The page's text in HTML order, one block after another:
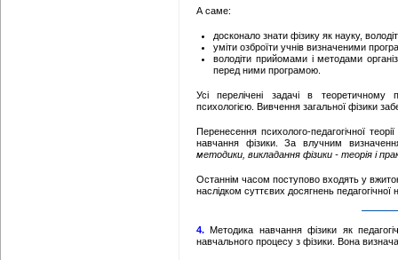
А саме:
досконало знати фізику як науку,
уміти озброїти учнів визначеними
володіти прийомами і методами
перед ними програмою.
Усі перелічені задачі в теоретичному
психологією. Вивчення загальної фізики
Перенесення психолого-педагогічної
навчання фізики. За влучним
методики, викладання фізики - теорія і
Останнім часом поступово входять у
наслідком суттєвих досягнень педагогічної
4. Методика навчання фізики як
навчального процесу з фізики. Вона